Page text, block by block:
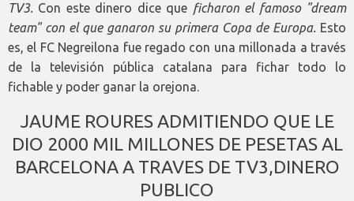
TV3. Con este dinero dice que ficharon el famoso "dream
team" con el que ganaron su primera Copa de Europa. Esto
es, el FC Negreilona fue regado con una millonada a través
de la televisión pública catalana para fichar todo lo
fichable y poder ganar la orejona.
JAUME ROURES ADMITIENDO QUE LE
DIO 2000 MIL MILLONES DE PESETAS AL
BARCELONA A TRAVES DE TV3,DINERO
PUBLICO